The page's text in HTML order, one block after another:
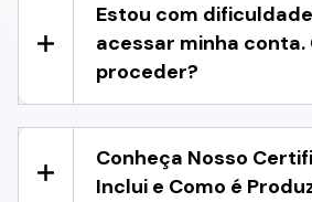
Estou com
acessar minha conta.
proceder?
Conheça Nosso
Inclui e Como é